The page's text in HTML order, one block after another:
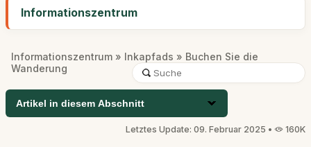
Informationszentrum
Informationszentrum » Inkapfads » Buchen Sie die
Wanderung
Artikel in diesem Abschnitt
Letztes Update: 09. Februar 2025 • 160K